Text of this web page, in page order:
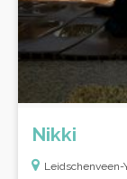
Nikki
Leidschenveen-